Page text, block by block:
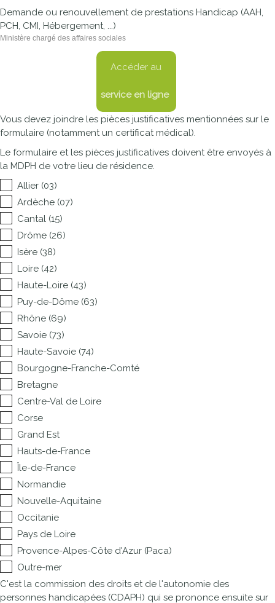
Demande ou renouvellement de prestations Handicap (AAH,
PCH, CMI, Hébergement, ...)
Ministère chargé des affaires sociales
Accéder au
service en ligne
Vous devez joindre les pièces justificatives mentionnées sur le
formulaire (notamment un certificat médical).
Le formulaire et les pièces justificatives doivent être envoyés à
la MDPH de votre lieu de résidence.
Allier (03)
Ardèche (07)
Cantal (15)
Drôme (26)
Isère (38)
Loire (42)
Haute-Loire (43)
Puy-de-Dôme (63)
Rhône (69)
Savoie (73)
Haute-Savoie (74)
Bourgogne-Franche-Comté
Bretagne
Centre-Val de Loire
Corse
Grand Est
Hauts-de-France
Île-de-France
Normandie
Nouvelle-Aquitaine
Occitanie
Pays de Loire
Provence-Alpes-Côte d'Azur (Paca)
Outre-mer
C'est la commission des droits et de l'autonomie des
personnes handicapées (CDAPH) qui se prononce ensuite sur